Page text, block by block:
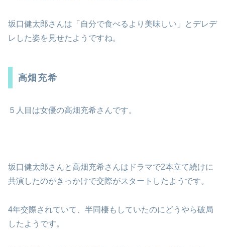
坂口健太郎さんは「自分で食べるより美味しい」とデレデ
レした姿を見せたようですね。
高畑充希
５人目は女優の高畑充希さんです。
坂口健太郎さんと高畑充希さんはドラマで2本立て続けに
共演したのがきっかけで交際がスタートしたようです。
4年交際されていて、半同棲もしていたのにどうやら破局
したようです。